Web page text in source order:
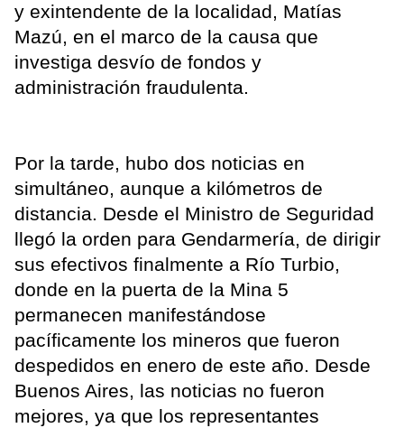
y exintendente de la localidad, Matías
Mazú, en el marco de la causa que
investiga desvío de fondos y
administración fraudulenta.
Por la tarde, hubo dos noticias en
simultáneo, aunque a kilómetros de
distancia. Desde el Ministro de Seguridad
llegó la orden para Gendarmería, de dirigir
sus efectivos finalmente a Río Turbio,
donde en la puerta de la Mina 5
permanecen manifestándose
pacíficamente los mineros que fueron
despedidos en enero de este año. Desde
Buenos Aires, las noticias no fueron
mejores, ya que los representantes